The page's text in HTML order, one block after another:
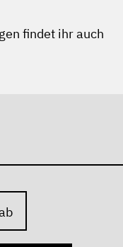
findet ihr auch